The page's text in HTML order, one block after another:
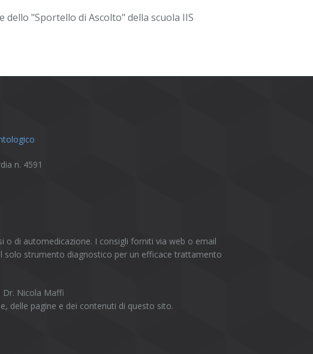
"Sportello di Ascolto" della scuola IIS
n. 4591
di automedicazione. I consigli forniti via web o email
solo strumento diagnostico per un efficace trattamento
Nicola Maffi
delle pagine e dei contenuti di questo sito.